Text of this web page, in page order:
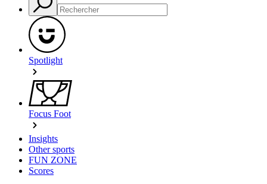
Spotlight
Focus Foot
Insights
Other sports
FUN ZONE
Scores